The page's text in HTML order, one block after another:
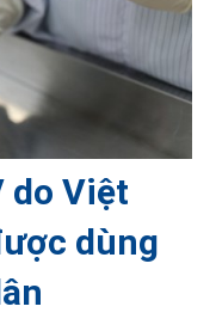
do Việt
dùng